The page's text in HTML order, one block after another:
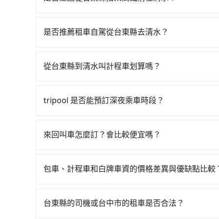
台中一天最多有90班次高鐵可搭乘。假設從台東
搭上小黃後約花45分鐘、車費1,000元後，抵達台
部分小黃司機不按表收費，看乘客是外地人便漫
也可參考tripool的拼車共乘服務，最多可再節省
是否推薦租車自駕從台東縣去清水？
說知本小客車租賃、宏昇租賃、捷陞小客車租賃
程限定200~400公里，超過還會額外加收
點可能離你的住家/辦公室/起點還有段路，且須配
從台東縣到清水叫計程車划算嗎？
近的計程車隊，如知本計程車、新城計程汽車行
400倍之多。再加上台東縣有些計程車司機不按錶
tripool 是否能預訂深夜乘車時段？
來回叫車怎麼訂？會比較便宜嗎？
定。至於價格已經市場最優惠，並無特別針對來
包車、計程車和白牌車資的價格差異與優缺點比較
地點上車較客製化。此外，司機還會提供各種旅
台東縣的司機或台中市的租車是否合法？